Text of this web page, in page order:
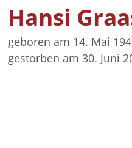
Hansi
geboren am 14. Mai
gestorben am 30. Juni